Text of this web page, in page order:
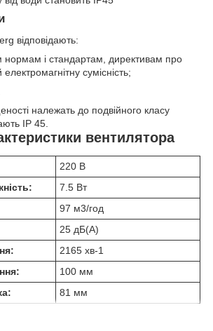
відповідають:
нормам і стандартам, директивам про
сумісність;
належать до подвійного класу
IP 45.
вентилятора
220 В
7.5 Вт
97 м3/год
25 дБ(А)
2165 хв-1
100 мм
81 мм